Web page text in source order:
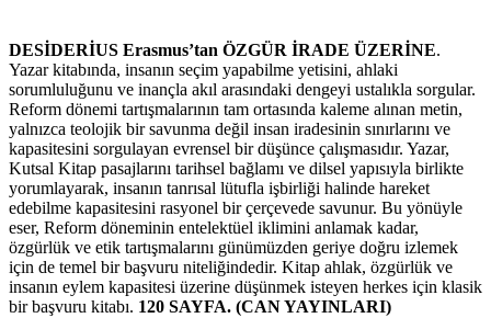
DESİDERİUS Erasmus’tan ÖZGÜR İRADE ÜZERİNE.
Yazar kitabında, insanın seçim yapabilme yetisini, ahlaki
sorumluluğunu ve inançla akıl arasındaki dengeyi ustalıkla sorgular.
Reform dönemi tartışmalarının tam ortasında kaleme alınan metin,
yalnızca teolojik bir savunma değil insan iradesinin sınırlarını ve
kapasitesini sorgulayan evrensel bir düşünce çalışmasıdır. Yazar,
Kutsal Kitap pasajlarını tarihsel bağlamı ve dilsel yapısıyla birlikte
yorumlayarak, insanın tanrısal lütufla işbirliği halinde hareket
edebilme kapasitesini rasyonel bir çerçevede savunur. Bu yönüyle
eser, Reform döneminin entelektüel iklimini anlamak kadar,
özgürlük ve etik tartışmalarını günümüzden geriye doğru izlemek
için de temel bir başvuru niteliğindedir. Kitap ahlak, özgürlük ve
insanın eylem kapasitesi üzerine düşünmek isteyen herkes için klasik
bir başvuru kitabı. 120 SAYFA. (CAN YAYINLARI)